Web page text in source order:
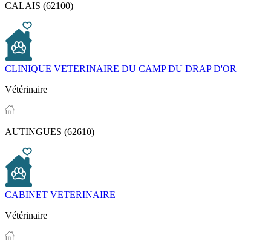
CALAIS (62100)
CLINIQUE VETERINAIRE DU CAMP DU DRAP D'OR
Vétérinaire
AUTINGUES (62610)
CABINET VETERINAIRE
Vétérinaire